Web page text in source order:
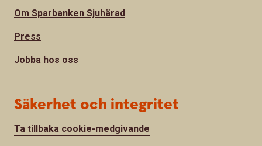
Om Sparbanken Sjuhärad
Press
Jobba hos oss
Säkerhet och integritet
Ta tillbaka cookie-medgivande